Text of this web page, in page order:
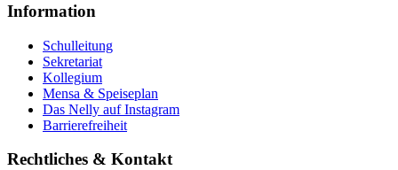
Information
Schulleitung
Sekretariat
Kollegium
Mensa & Speiseplan
Das Nelly auf Instagram
Barrierefreiheit
Rechtliches & Kontakt